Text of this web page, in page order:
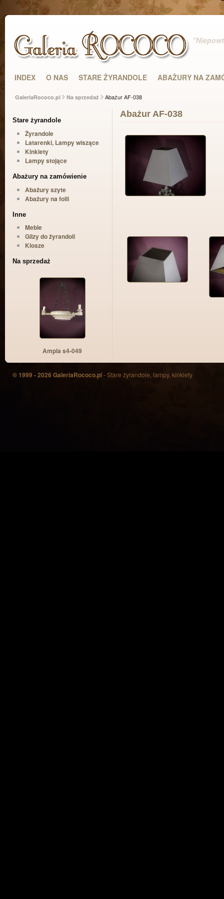
INDEX O NAS STARE ŻYRANDOLE ABAŻURY NA
GaleriaRococo.pl Na sprzedaż Abażur AF-038
Stare żyrandole
Żyrandole
Latarenki, Lampy wiszące
Kinkiety
Lampy stojące
Abażury na zamówienie
Abażury szyte
Abażury na folii
Inne
Meble
Gilzy do żyrandoli
Klosze
Na sprzedaż
Ampla s4-049
Abażur AF-038
© 1999 - 2026 GaleriaRococo.pl- Stare żyrandole, lampy, kinkiety